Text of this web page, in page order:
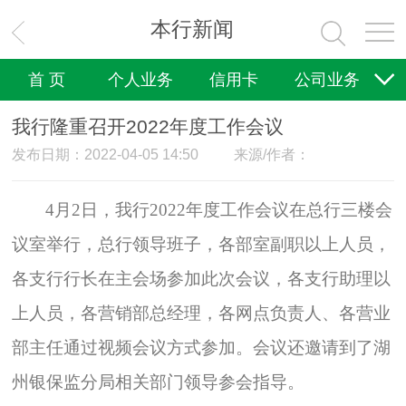
本行新闻
首 页 个人业务 信用卡 公司业务
国际业务 理财业务 电子银行
文明创建 关于我们 诚聘英才
我行隆重召开2022年度工作会议
发布日期：2022-04-05 14:50 来源/作者：
4月2日，我行2022年度工作会议在总行三楼会
议室举行，总行领导班子，各部室副职以上人员，
各支行行长在主会场参加此次会议，各支行助理以
上人员，各营销部总经理，各网点负责人、各营业
部主任通过视频会议方式参加。会议还邀请到了湖
州银保监分局相关部门领导参会指导。